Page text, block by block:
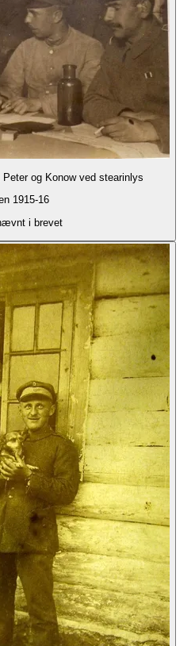
og Konow ved stearinlys
1915-16
i brevet